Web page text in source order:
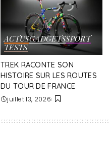
ACTUSGADGETSSPORT
TESTS
TREK RACONTE SON
HISTOIRE SUR LES ROUTES
DU TOUR DE FRANCE
juillet 13, 2026